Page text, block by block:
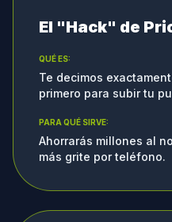
El "Hack" de
QUÉ ES:
Te decimos
primero para subir tu
PARA QUÉ SIRVE:
Ahorrarás millones al
más grite por teléfono.